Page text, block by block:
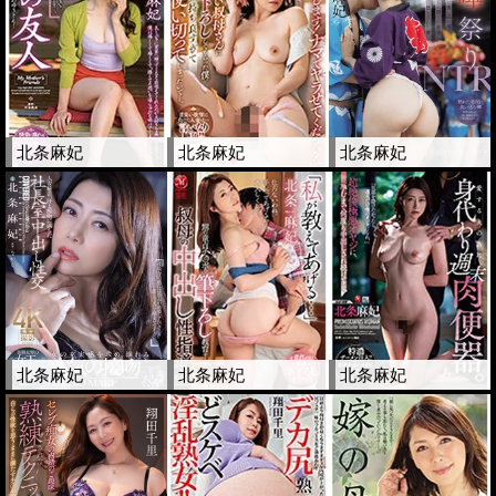
北条麻妃 北条麻妃 北条麻妃
北条麻妃 北条麻妃 北条麻妃